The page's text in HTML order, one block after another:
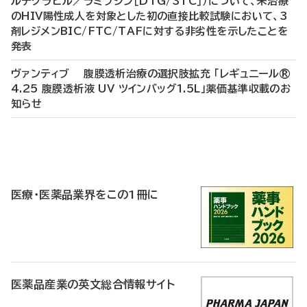
のHIV陽性成人を対象とした初の直接比較試験において、3
剤レジメンBIC/FTC/TAFに対する非劣性を示したことを
発表
ヴァンティブ 腹膜透析治療の選択肢拡充 「レギュニール®
4.25 腹膜透析液 UV ツインバッグ1.5L」薬価基準収載のお
知らせ
医療・医薬品業界をこの1冊に
医薬品産業の英文総合情報サイト